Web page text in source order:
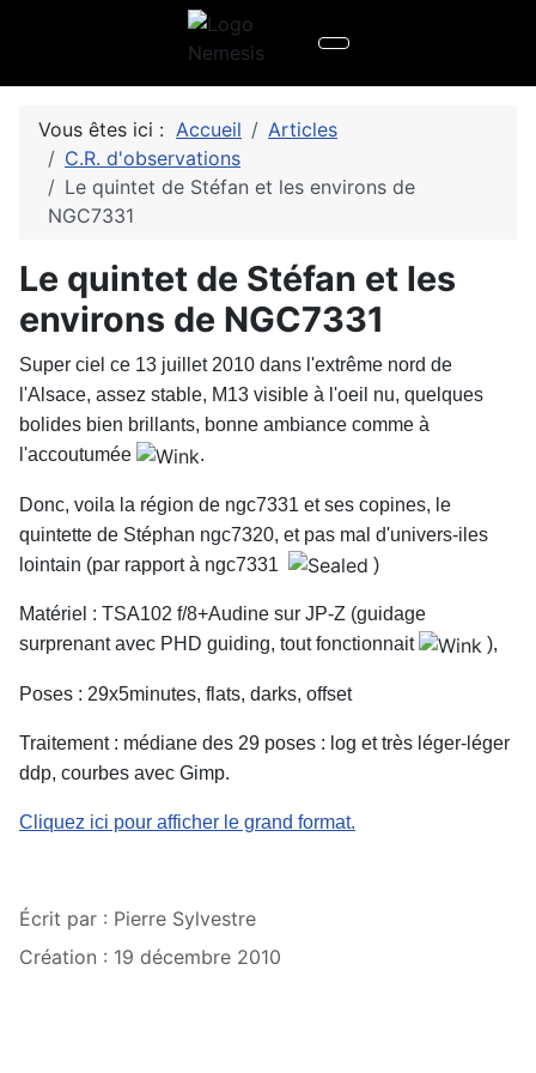
Vous êtes ici : Accueil
Articles
C.R. d'observations
Le quintet de Stéfan et les environs de
NGC7331
Le quintet de Stéfan et les
environs de NGC7331
Super ciel ce 13 juillet 2010 dans l'extrême nord de
l'Alsace, assez stable, M13 visible à l'oeil nu, quelques
bolides bien brillants, bonne ambiance comme à
l'accoutumée
.
Donc, voila la région de ngc7331 et ses copines, le
quintette de Stéphan ngc7320, et pas mal d'univers-iles
lointain (par rapport à ngc7331
)
Matériel : TSA102 f/8+Audine sur JP-Z (guidage
surprenant avec PHD guiding, tout fonctionnait
),
Poses : 29x5minutes, flats, darks, offset
Traitement : médiane des 29 poses : log et très léger-léger
ddp, courbes avec Gimp.
Cliquez ici pour afficher le grand format.
Écrit par : Pierre Sylvestre
Création : 19 décembre 2010